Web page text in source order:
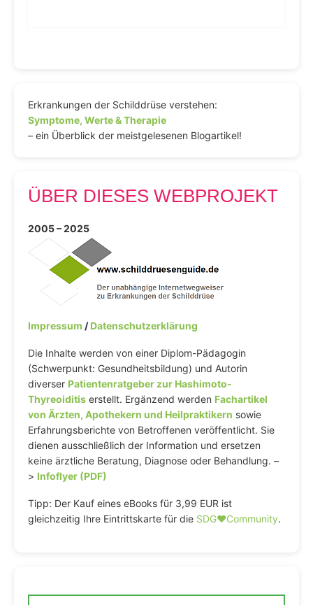
Erkrankungen der Schilddrüse verstehen:
Symptome, Werte & Therapie
– ein Überblick der meistgelesenen Blogartikel!
ÜBER DIESES WEBPROJEKT
2005 – 2025
Impressum /Datenschutzerklärung
Die Inhalte werden von einer Diplom-Pädagogin
(Schwerpunkt: Gesundheitsbildung) und Autorin
diverser Patientenratgeber zur Hashimoto-
Thyreoiditis erstellt. Ergänzend werden Fachartikel
von Ärzten, Apothekern und Heilpraktikern sowie
Erfahrungsberichte von Betroffenen veröffentlicht. Sie
dienen ausschließlich der Information und ersetzen
keine ärztliche Beratung, Diagnose oder Behandlung. –
> Infoflyer (PDF)
Tipp: Der Kauf eines eBooks für 3,99 EUR ist
gleichzeitig Ihre Eintrittskarte für die SDG♥️Community.